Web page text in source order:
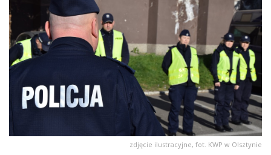
zdjęcie ilustracyjne, fot. KWP w Olsztynie